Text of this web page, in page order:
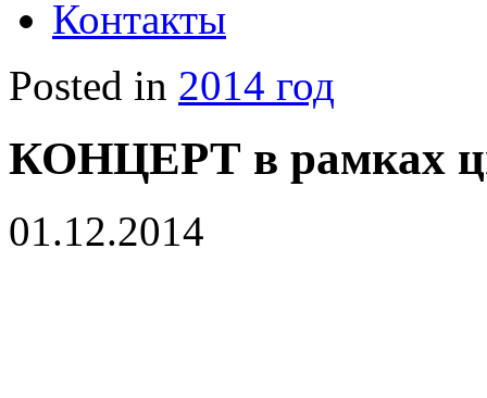
Контакты
Posted in 2014 год
КОНЦЕРТ в рамках
01.12.2014